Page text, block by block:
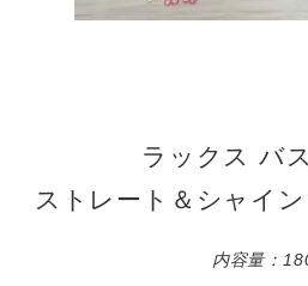
ラックス バ
ストレート＆シャイ
内容量：